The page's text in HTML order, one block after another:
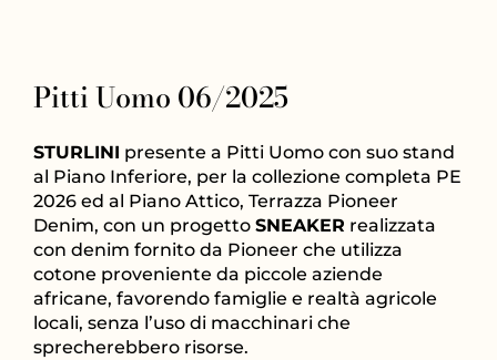
Pitti Uomo 06/2025
STURLINI presente a Pitti Uomo con suo stand
al Piano Inferiore, per la collezione completa PE
2026 ed al Piano Attico, Terrazza Pioneer
Denim, con un progetto SNEAKER realizzata
con denim fornito da Pioneer che utilizza
cotone proveniente da piccole aziende
africane, favorendo famiglie e realtà agricole
locali, senza l’uso di macchinari che
sprecherebbero risorse.